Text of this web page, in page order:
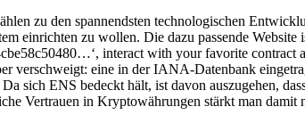
zu den spannendsten technologischen
einrichten zu wollen. Die dazu passende
interact with your favorite
verschweigt: eine in der IANA-Datenbank
sich ENS bedeckt hält, ist davon auszugehen,
Vertrauen in Kryptowährungen stärkt man damit